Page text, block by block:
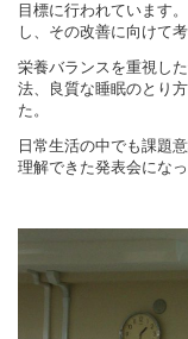
目標に行われています
し、その改善に向けて
栄養バランスを重視し
法、良質な睡眠のとり
た。
日常生活の中でも課題
理解できた発表会になっ